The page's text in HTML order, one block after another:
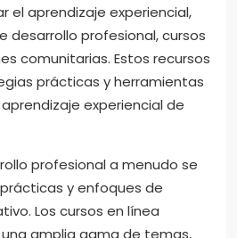
el aprendizaje experiencial,
desarrollo profesional, cursos
comunitarias. Estos recursos
prácticas y herramientas
experiencial de
profesional a menudo se
y enfoques de
Los cursos en línea
amplia gama de temas,